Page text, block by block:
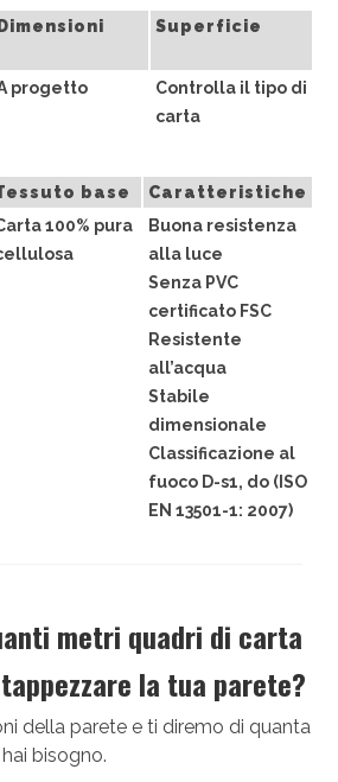
Dimensioni Superficie
progetto
Controlla il tipo di
carta
base
Caratteristiche
100% pura
Buona resistenza
alla luce
Senza PVC
certificato FSC
Resistente
all’acqua
Stabile
dimensionale
Classificazione al
fuoco D-s1, do (ISO
EN 13501-1: 2007)
metri quadri di carta
la tua parete?
della parete e ti diremo di quanta
bisogno.